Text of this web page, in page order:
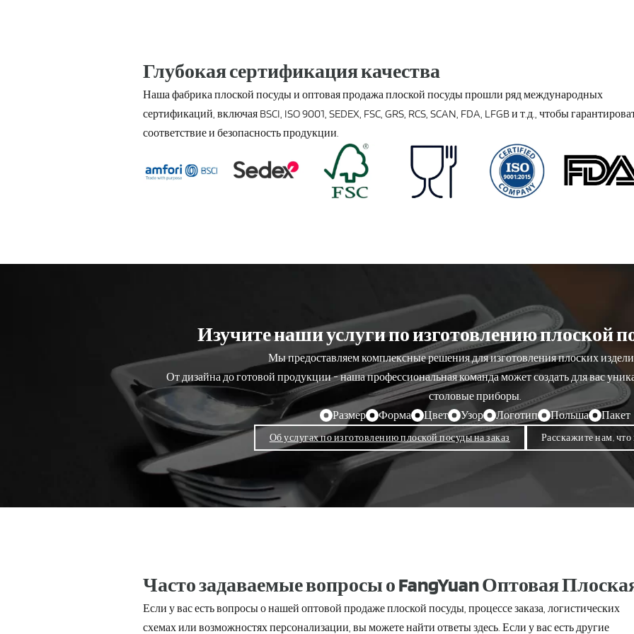
Глубокая сертификация качества
Наша фабрика плоской посуды и оптовая продажа плоской посуды прошли ряд международных
сертификаций, включая BSCI, ISO 9001, SEDEX, FSC, GRS, RCS, SCAN, FDA, LFGB и т.д., чтобы
соответствие и безопасность продукции.
Изучите наши услуги по изготовлению плоской
Мы предоставляем комплексные решения для изготовления плоских
От дизайна до готовой продукции - наша профессиональная команда может создать для вас
столовые приборы.
Размер
Форма Цвет Узор Логотип Польша Пакет
Об услугах по изготовлению плоской посуды на заказ Расскажите нам,
Часто задаваемые вопросы о FangYuan Оптовая
Если у вас есть вопросы о нашей оптовой продаже плоской посуды, процессе заказа, логистических
схемах или возможностях персонализации, вы можете найти ответы здесь. Если у вас есть другие